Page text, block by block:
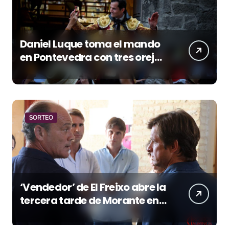
Daniel Luque toma el mando
en Pontevedra con tres orejas
y una Puerta Grande de peso
SORTEO
‘Vendedor’ de El Freixo abre la
tercera tarde de Morante en
la temporada portuense